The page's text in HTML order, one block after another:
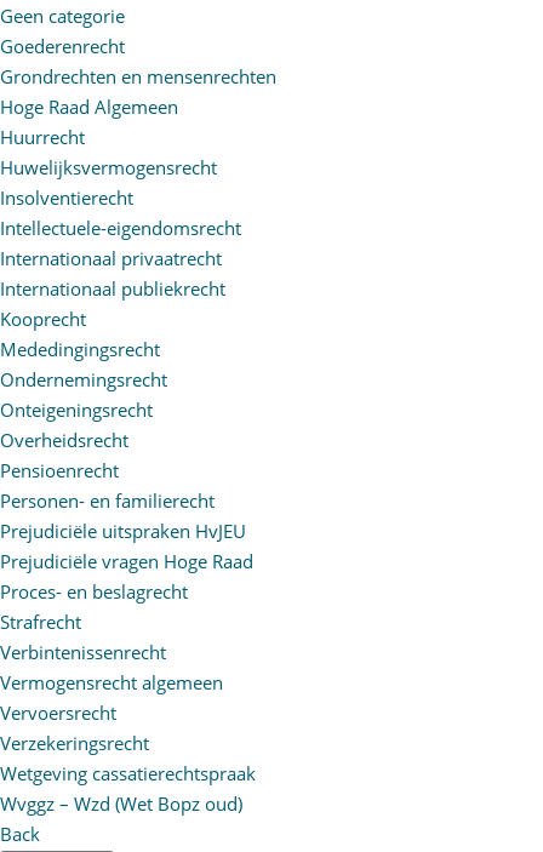
Geen categorie
Goederenrecht
Grondrechten en mensenrechten
Hoge Raad Algemeen
Huurrecht
Huwelijksvermogensrecht
Insolventierecht
Intellectuele-eigendomsrecht
Internationaal privaatrecht
Internationaal publiekrecht
Kooprecht
Mededingingsrecht
Ondernemingsrecht
Onteigeningsrecht
Overheidsrecht
Pensioenrecht
Personen- en familierecht
Prejudiciële uitspraken HvJEU
Prejudiciële vragen Hoge Raad
Proces- en beslagrecht
Strafrecht
Verbintenissenrecht
Vermogensrecht algemeen
Vervoersrecht
Verzekeringsrecht
Wetgeving cassatierechtspraak
Wvggz – Wzd (Wet Bopz oud)
Back